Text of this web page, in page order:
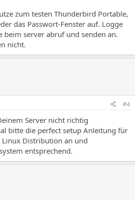
zum testen Thunderbird Portable,
das Passwort-Fenster auf. Logge
beim server abruf und senden an.
nicht.
#4
Server nicht richtig
bitte die perfect setup Anleitung für
Distribution an und
entsprechend.